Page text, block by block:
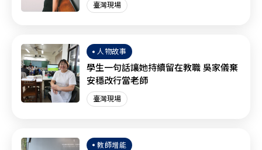
臺灣現場
人物故事
學生一句話讓她持續留在教職 吳家儀棄
安穩改行當老師
臺灣現場
教師增能